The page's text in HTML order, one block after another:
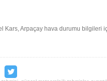
Kars, Arpaçay hava durumu bilgileri